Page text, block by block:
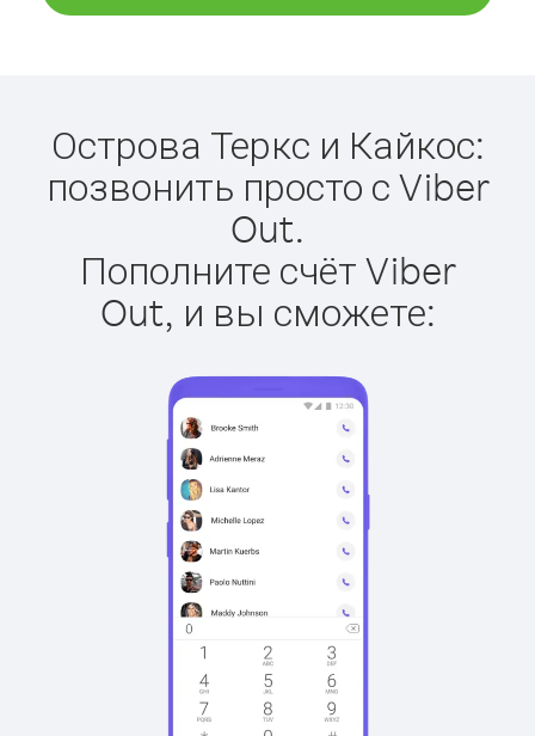
Острова Теркс и Кайкос:
позвонить просто с Viber
Out.
Пополните счёт Viber
Out, и вы сможете: